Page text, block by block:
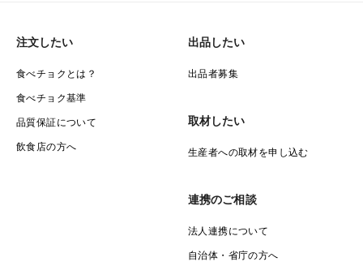
注文したい
食べチョクとは？
食べチョク基準
品質保証について
飲食店の方へ
出品したい
出品者募集
取材したい
生産者への取材を申し込む
連携のご相談
法人連携について
自治体・省庁の方へ